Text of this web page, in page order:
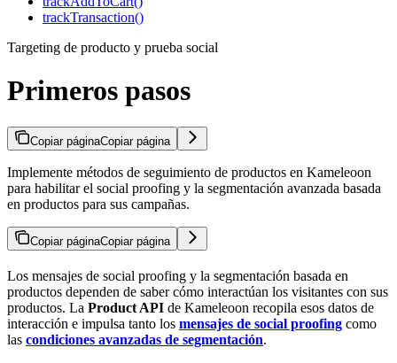
trackTransaction()
Targeting de producto y prueba social
Primeros pasos
Copiar páginaCopiar página
Implemente métodos de seguimiento de productos en Kameleoon
para habilitar el social proofing y la segmentación avanzada basada
en productos para sus campañas.
Copiar páginaCopiar página
Los mensajes de social proofing y la segmentación basada en
productos dependen de saber cómo interactúan los visitantes con sus
productos. La Product API de Kameleoon recopila esos datos de
interacción e impulsa tanto los mensajes de social proofing como
las condiciones avanzadas de segmentación.